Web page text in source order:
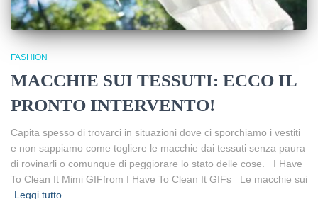
FASHION
MACCHIE SUI TESSUTI: ECCO IL
PRONTO INTERVENTO!
Capita spesso di trovarci in situazioni dove ci sporchiamo i vestiti
e non sappiamo come togliere le macchie dai tessuti senza paura
di rovinarli o comunque di peggiorare lo stato delle cose. I Have
To Clean It Mimi GIFfrom I Have To Clean It GIFs Le macchie sui
Leggi tutto…